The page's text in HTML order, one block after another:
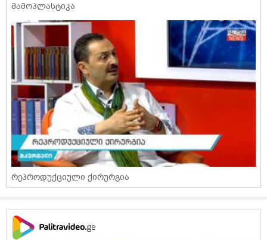
მამოპლასტიკა
რეპროდუქციული ქირურგია